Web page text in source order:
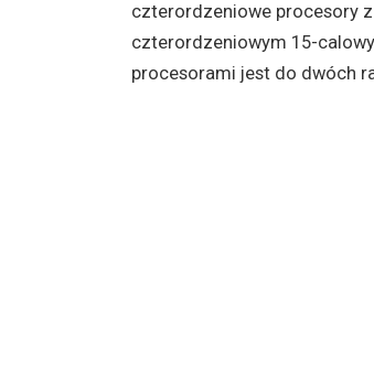
czterordzeniowe procesory
czterordzeniowym 15-
procesorami jest do dwóch